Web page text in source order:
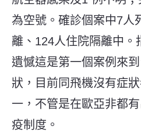
為空號。確診個案中7人
離、124人住院隔離中。
遺憾這是第一個案例來
狀，目前同飛機沒有症
一，不管是在歐亞非都
疫制度。